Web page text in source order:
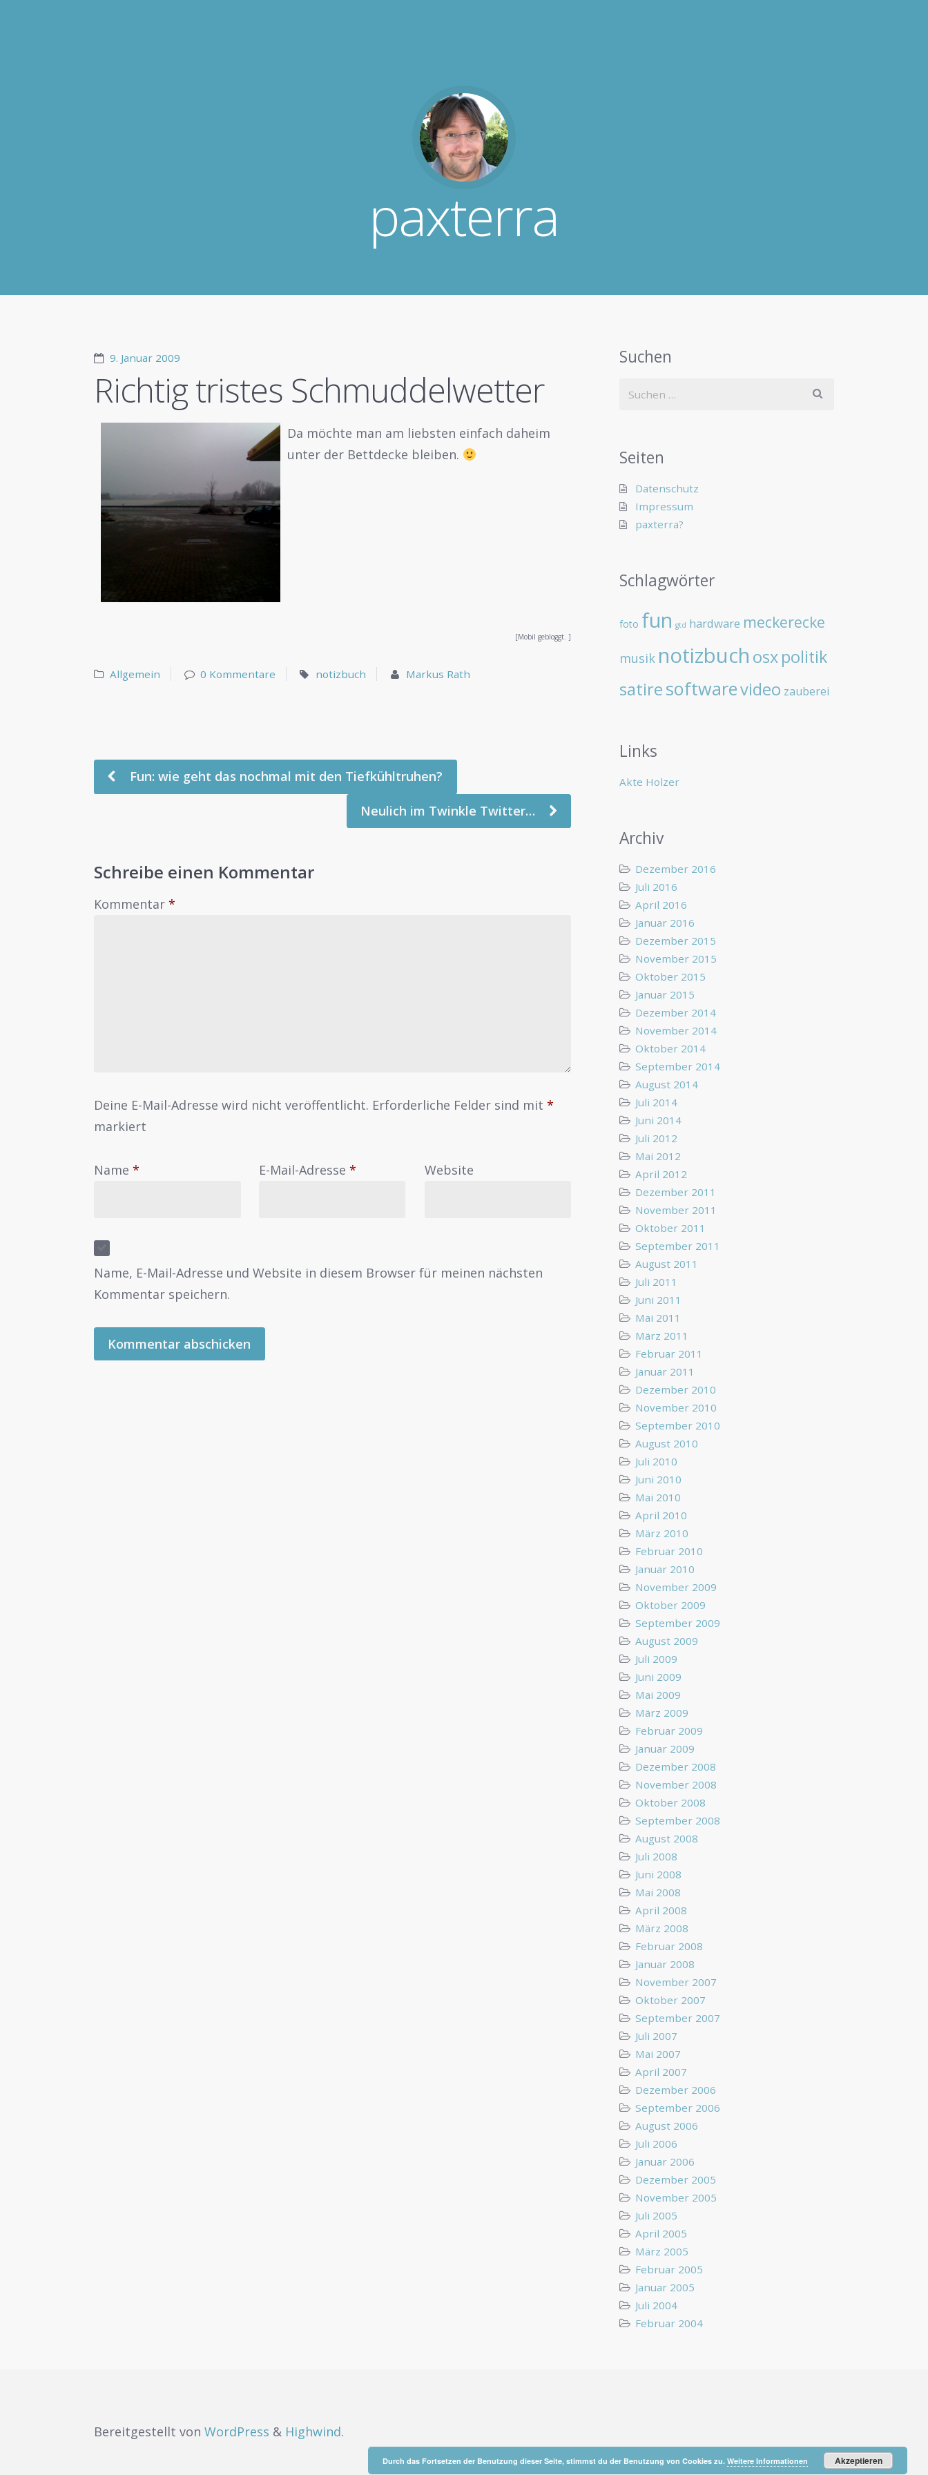
paxterra
9. Januar 2009
Richtig tristes Schmuddelwetter
Da möchte man am liebsten einfach daheim
unter der Bettdecke bleiben.
[Mobil gebloggt. ]
Allgemein 0 Kommentare notizbuch Markus Rath
Fun: wie geht das nochmal mit den Tiefkühltruhen?
Neulich im Twinkle Twitter…
Schreibe einen Kommentar
Kommentar*
Deine E-Mail-Adresse wird nicht veröffentlicht. Erforderliche Felder sind mit*
markiert
Name* E-Mail-Adresse * Website
Name, E-Mail-Adresse und Website in diesem Browser für meinen nächsten
Kommentar speichern.
Suchen
Seiten
Datenschutz
Impressum
paxterra?
Schlagwörter
foto fun gtd hardware meckerecke
musik notizbuch osxpolitik
satiresoftwarevideo zauberei
Links
Akte Holzer
Archiv
Dezember 2016
Juli 2016
April 2016
Januar 2016
Dezember 2015
November 2015
Oktober 2015
Januar 2015
Dezember 2014
November 2014
Oktober 2014
September 2014
August 2014
Juli 2014
Juni 2014
Juli 2012
Mai 2012
April 2012
Dezember 2011
November 2011
Oktober 2011
September 2011
August 2011
Juli 2011
Juni 2011
Mai 2011
März 2011
Februar 2011
Januar 2011
Dezember 2010
November 2010
September 2010
August 2010
Juli 2010
Juni 2010
Mai 2010
April 2010
März 2010
Februar 2010
Januar 2010
November 2009
Oktober 2009
September 2009
August 2009
Juli 2009
Juni 2009
Mai 2009
März 2009
Februar 2009
Januar 2009
Dezember 2008
November 2008
Oktober 2008
September 2008
August 2008
Juli 2008
Juni 2008
Mai 2008
April 2008
März 2008
Februar 2008
Januar 2008
November 2007
Oktober 2007
September 2007
Juli 2007
Mai 2007
April 2007
Dezember 2006
September 2006
August 2006
Juli 2006
Januar 2006
Dezember 2005
November 2005
Juli 2005
April 2005
März 2005
Februar 2005
Januar 2005
Juli 2004
Februar 2004
Bereitgestellt vonWordPress & Highwind.
Durch das Fortsetzen der Benutzung dieser Seite, stimmst du der Benutzung von Cookies zu. Weitere Informationen Akzeptieren